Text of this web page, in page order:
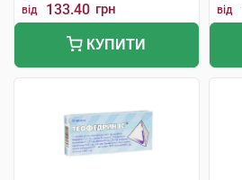
від 133.40 грн
КУПИТИ
від